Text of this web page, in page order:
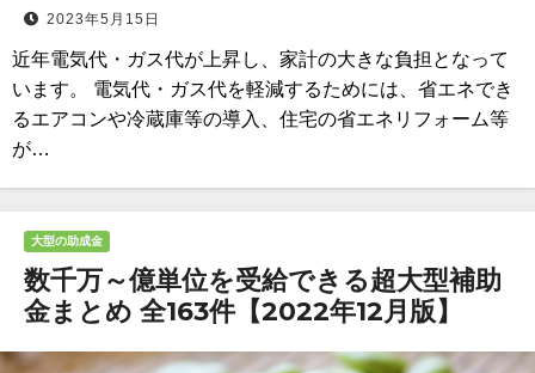
2023年5月15日
近年電気代・ガス代が上昇し、家計の大きな負担となって
います。 電気代・ガス代を軽減するためには、省エネでき
るエアコンや冷蔵庫等の導入、住宅の省エネリフォーム等
が…
大型の助成金
数千万～億単位を受給できる超大型補助
金まとめ 全163件【2022年12月版】